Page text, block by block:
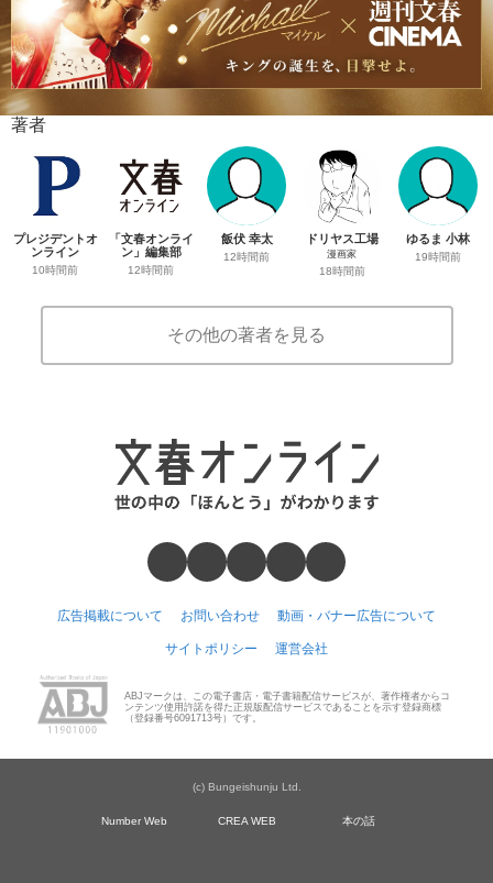
著者
プレジデントオ
ンライン
10時間前
「文春オンライ
ン」編集部
12時間前
飯伏 幸太
12時間前
ドリヤス工場
漫画家
18時間前
ゆるま 小林
19時間前
その他の著者を見る
広告掲載について お問い合わせ 動画・バナー広告について
サイトポリシー 運営会社
ABJマークは、この電子書店・電子書籍配信サービスが、著作権者からコ
ンテンツ使用許諾を得た正規版配信サービスであることを示す登録商標
（登録番号6091713号）です。
(c) Bungeishunju Ltd.
Number Web CREA WEB 本の話